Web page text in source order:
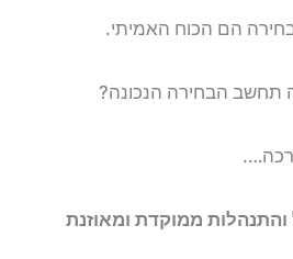
הם הכוח האמיתי.
תחשב הבחירה הנכונה?
והתנהלות ממוקדת ומאוזנת